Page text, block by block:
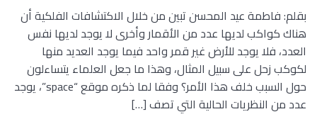
بقلم: فاطمة عيد المحسن تبين من خلال الاكتشافات الفلكية أن
هناك كواكب لديها عدد من الأقمار وأخرى لا يوجد لديها نفس
العدد، فلا يوجد للأرض غير قمر واحد فيما يوجد العديد منها
لكوكب زحل على سبيل المثال، وهذا ما جعل العلماء يتساءلون
حول السبب خلف هذا الأمر؟ وفقا لما ذكره موقع “space”، يوجد
عدد من النظريات الحالية التي تصف […]